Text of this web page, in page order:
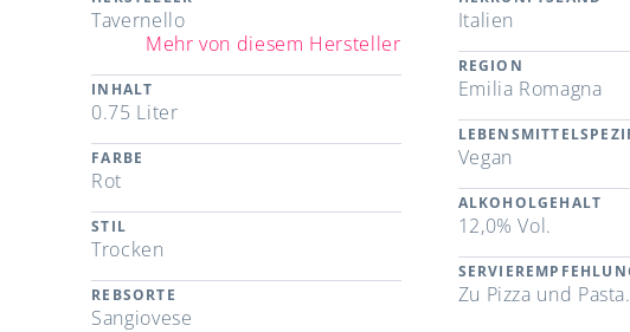
Tavernello
Mehr von diesem Hersteller
INHALT
0.75 Liter
FARBE
Rot
STIL
Trocken
REBSORTE
Sangiovese
Italien
REGION
Emilia Romagna
Vegan
ALKOHOLGEHALT
12,0% Vol.
Zu Pizza und Pasta.